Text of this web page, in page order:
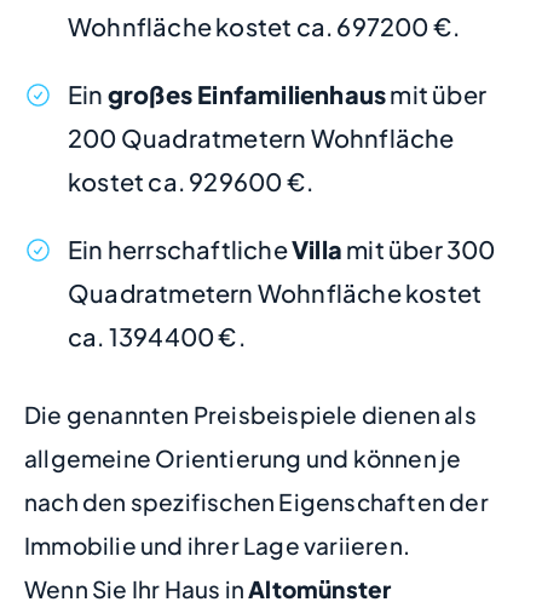
Wohnfläche kostet ca. 697200 €.
Ein großes Einfamilienhausmit über
200 Quadratmetern Wohnfläche
kostet ca. 929600 €.
Ein herrschaftlicheVilla mit über 300
Quadratmetern Wohnfläche kostet
ca. 1394400 €.
Die genannten Preisbeispiele dienen als
allgemeine Orientierung und können je
nach den spezifischen Eigenschaften der
Immobilie und ihrer Lage variieren.
Wenn Sie Ihr Haus inAltomünster